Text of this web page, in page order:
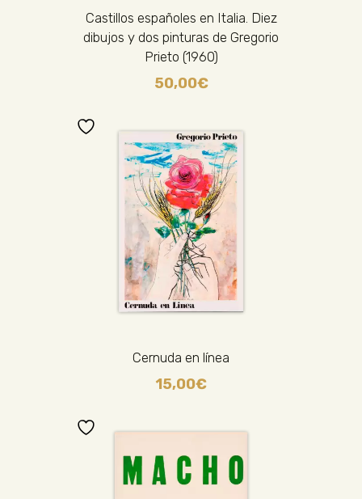
Castillos españoles en Italia. Diez
dibujos y dos pinturas de Gregorio
Prieto (1960)
50,00€
Cernuda en línea
15,00€